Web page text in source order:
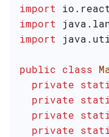
import
import
import
public class
  private
  private
  private
  private